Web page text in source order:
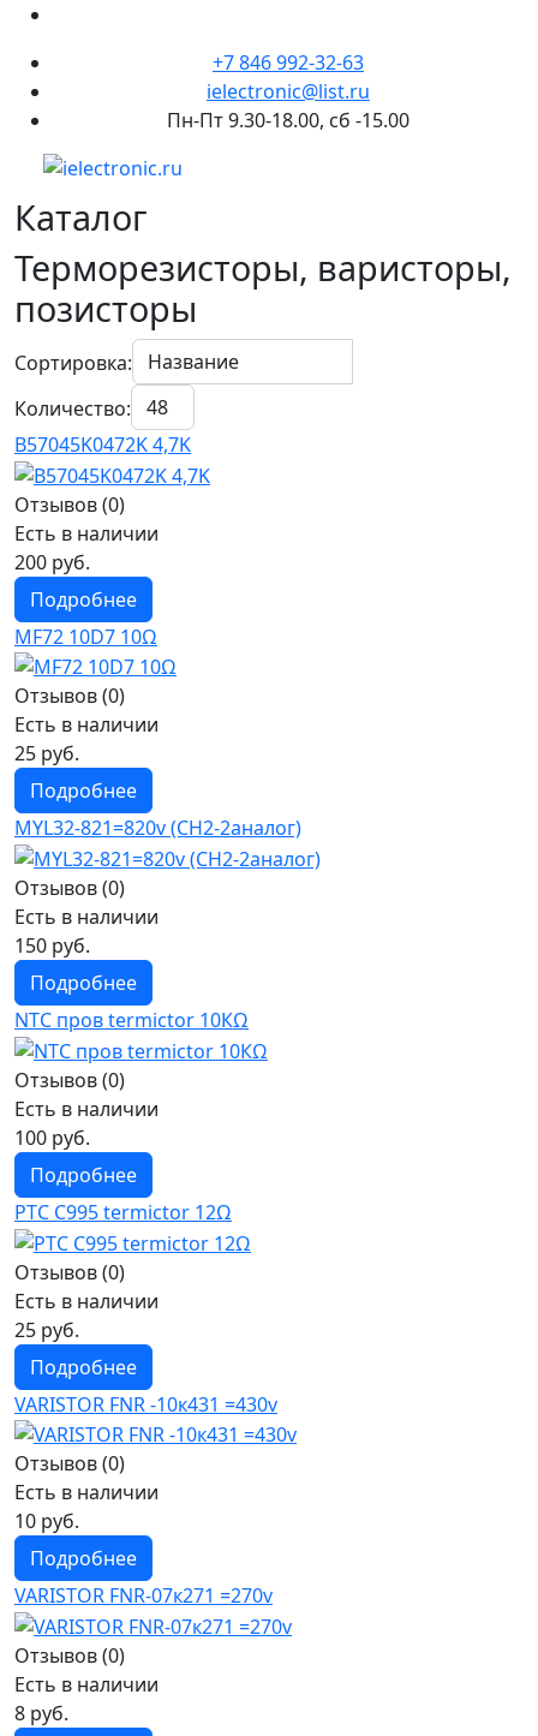
+7 846 992-32-63
ielectronic@list.ru
Пн-Пт 9.30-18.00, сб -15.00
Каталог
Терморезисторы, варисторы,
позисторы
Сортировка:
Количество:
B57045K0472K 4,7K
Отзывов (0)
Есть в наличии
200 руб.
Подробнее
MF72 10D7 10Ω
Отзывов (0)
Есть в наличии
25 руб.
Подробнее
MYL32-821=820v (СН2-2аналог)
Отзывов (0)
Есть в наличии
150 руб.
Подробнее
NTC пров termictor 10КΩ
Отзывов (0)
Есть в наличии
100 руб.
Подробнее
PTC C995 termictor 12Ω
Отзывов (0)
Есть в наличии
25 руб.
Подробнее
VARISTOR FNR -10к431 =430v
Отзывов (0)
Есть в наличии
10 руб.
Подробнее
VARISTOR FNR-07к271 =270v
Отзывов (0)
Есть в наличии
8 руб.